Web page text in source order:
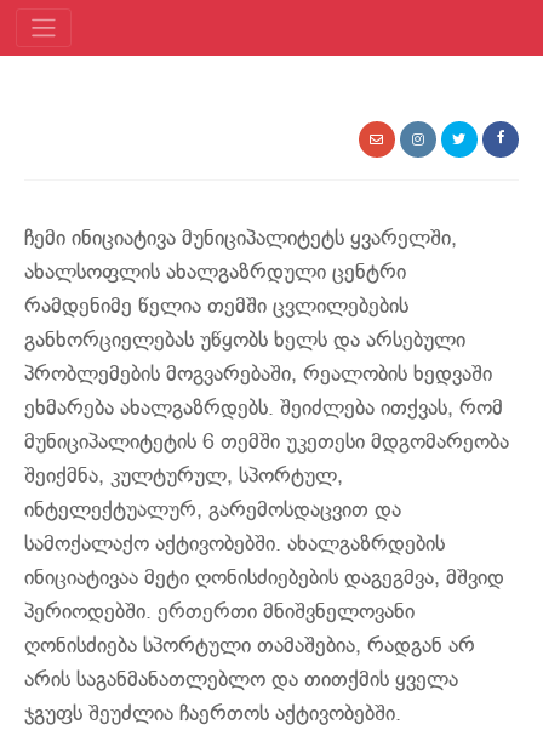
ჩემი ინიციატივა მუნიციპალიტეტს ყვარელში,
ახალსოფლის ახალგაზრდული ცენტრი
რამდენიმე წელია თემში ცვლილებების
განხორციელებას უწყობს ხელს და არსებული
პრობლემების მოგვარებაში, რეალობის ხედვაში
ეხმარება ახალგაზრდებს. შეიძლება ითქვას, რომ
მუნიციპალიტეტის 6 თემში უკეთესი მდგომარეობა
შეიქმნა, კულტურულ, სპორტულ,
ინტელექტუალურ, გარემოსდაცვით და
სამოქალაქო აქტივობებში. ახალგაზრდების
ინიციატივაა მეტი ღონისძიებების დაგეგმვა, მშვიდ
პერიოდებში. ერთერთი მნიშვნელოვანი
ღონისძიება სპორტული თამაშებია, რადგან არ
არის საგანმანათლებლო და თითქმის ყველა
ჯგუფს შეუძლია ჩაერთოს აქტივობებში.